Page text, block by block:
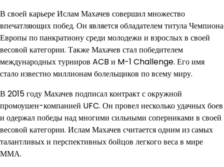
В своей карьере Ислам Махачев совершил множество
впечатляющих побед. Он является обладателем титула Чемпиона
Европы по панкратиону среди молодежи и взрослых в своей
весовой категории. Также Махачев стал победителем
международных турниров ACB и M-1 Challenge. Его имя
стало известно миллионам болельщиков по всему миру.
В 2015 году Махачев подписал контракт с окружной
промоушен-компанией UFC. Он провел несколько удачных боев
и одержал победы над многими сильными соперниками в своей
весовой категории. Ислам Махачев считается одним из самых
талантливых и перспективных бойцов легкого веса в мире
ММА.